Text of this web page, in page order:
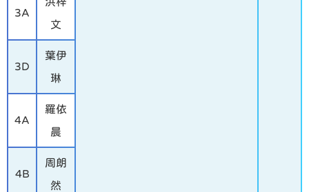
3A
文
3D
葉伊
琳
4A
羅依
晨
4B
周朗
然